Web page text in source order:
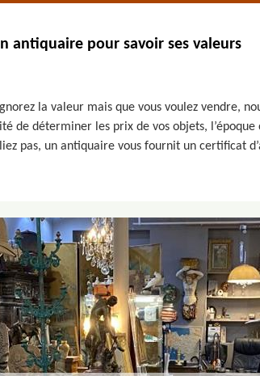
antiquaire pour savoir ses valeurs
la valeur mais que vous voulez vendre,
de déterminer les prix de vos objets,
pas, un antiquaire vous fournit un certificat